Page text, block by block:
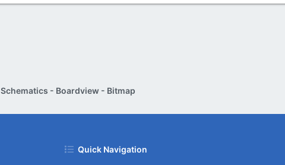
Schematics - Boardview - Bitmap
Quick Navigation